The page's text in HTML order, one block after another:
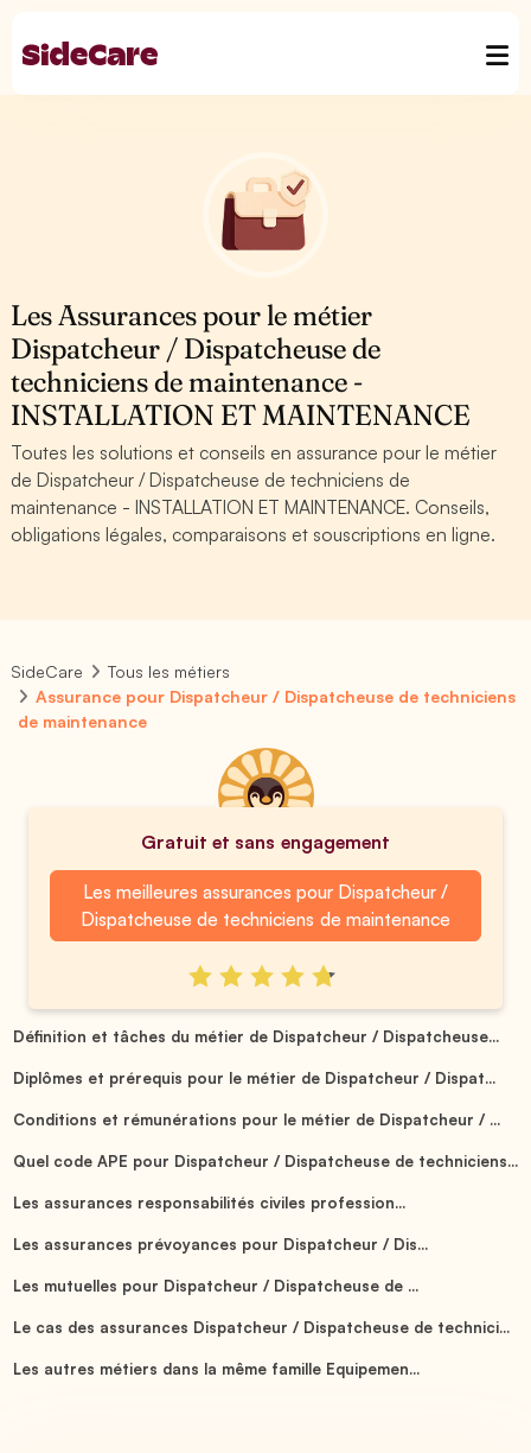
Les Assurances pour le métier
Dispatcheur / Dispatcheuse de
techniciens de maintenance -
INSTALLATION ET MAINTENANCE
Toutes les solutions et conseils en assurance pour le métier
de Dispatcheur / Dispatcheuse de techniciens de
maintenance - INSTALLATION ET MAINTENANCE. Conseils,
obligations légales, comparaisons et souscriptions en ligne.
SideCare
Tous les métiers
Assurance pour Dispatcheur / Dispatcheuse de techniciens
de maintenance
Gratuit et sans engagement
Les meilleures assurances pour Dispatcheur /
Dispatcheuse de techniciens de maintenance
Définition et tâches du métier de Dispatcheur / Dispatcheuse...
Diplômes et prérequis pour le métier de Dispatcheur / Dispat...
Conditions et rémunérations pour le métier de Dispatcheur / ...
Quel code APE pour Dispatcheur / Dispatcheuse de techniciens...
Les assurances responsabilités civiles profession...
Les assurances prévoyances pour Dispatcheur / Dis...
Les mutuelles pour Dispatcheur / Dispatcheuse de ...
Le cas des assurances Dispatcheur / Dispatcheuse de technici...
Les autres métiers dans la même famille Equipemen...